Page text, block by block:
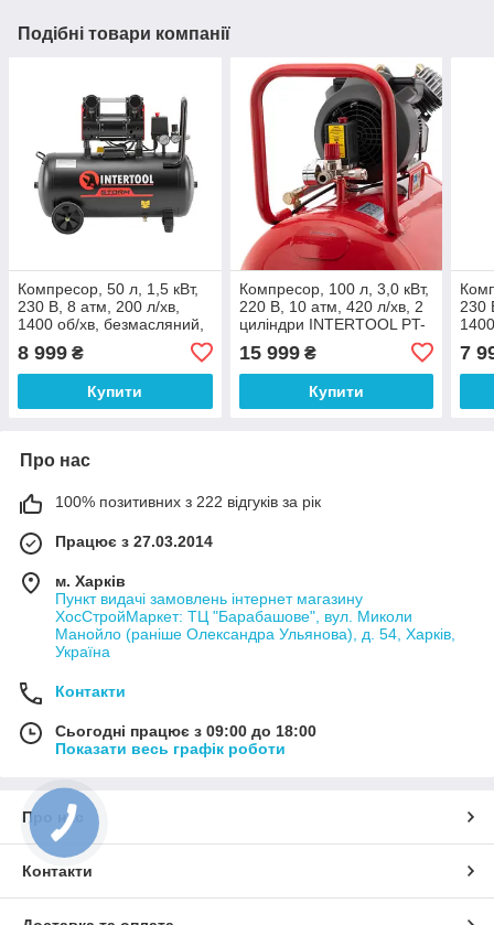
Подібні товари компанії
Компресор, 50 л, 1,5 кВт,
230 В, 8 атм, 200 л/хв,
1400 об/хв, безмасляний,
INTERTOOL PT-0034
8 999 ₴
Купити
Компресор, 100 л, 3,0 кВт,
220 В, 10 атм, 420 л/хв, 2
циліндри INTERTOOL PT-
15 999₴
Купити
230
7
Про нас
100% позитивних з 222 відгуків за рік
Працює з 27.03.2014
м. Харків
Пункт видачі замовлень інтернет магазину
ХосСтройМаркет: ТЦ "Барабашове", вул. Миколи
Манойло (раніше Олександра Ульянова), д. 54, Харків,
Україна
Контакти
Сьогодні працює з 09:00 до 18:00
Показати весь графік роботи
Про нас
Контакти